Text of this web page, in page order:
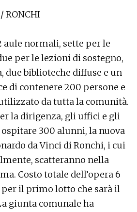
/ RONCHI
aule normali, sette per le
per le lezioni di sostegno,
due biblioteche diffuse e un
di contenere 200 persone e
da tutta la comunità.
la dirigenza, gli uffici e gli
300 alunni, la nuova
da Vinci di Ronchi, i cui
scatteranno nella
Costo totale dell’opera 6
il primo lotto che sarà il
giunta comunale ha